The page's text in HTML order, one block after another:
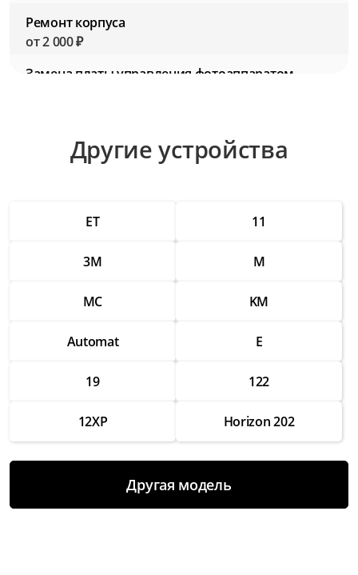
Ремонт корпуса
от 2 000 ₽
Замена платы управления фотоаппаратом
от 3 000 ₽
Ремонт разъемов для подключения
аксессуаров
Замена вспышки
Восстановление работы после попадания
от 3 000 ₽
Чистка и настройка
Другие устройства
ET 11
3M M
MC KM
Automat E
19 122
12XP Horizon 202
Другая модель